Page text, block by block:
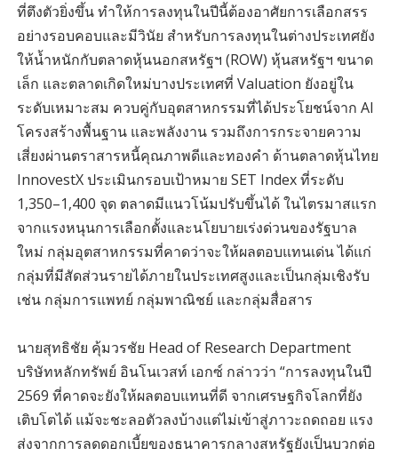
ที่ตึงตัวยิ่งขึ้น ทำให้การลงทุนในปีนี้ต้องอาศัยการเลือกสรร
อย่างรอบคอบและมีวินัย สำหรับการลงทุนในต่างประเทศยัง
ให้น้ำหนักกับตลาดหุ้นนอกสหรัฐฯ (ROW) หุ้นสหรัฐฯ ขนาด
เล็ก และตลาดเกิดใหม่บางประเทศที่ Valuation ยังอยู่ใน
ระดับเหมาะสม ควบคู่กับอุตสาหกรรมที่ได้ประโยชน์จาก AI
โครงสร้างพื้นฐาน และพลังงาน รวมถึงการกระจายความ
เสี่ยงผ่านตราสารหนี้คุณภาพดีและทองคำ ด้านตลาดหุ้นไทย
InnovestX ประเมินกรอบเป้าหมาย SET Index ที่ระดับ
1,350–1,400 จุด ตลาดมีแนวโน้มปรับขึ้นได้ ในไตรมาสแรก
จากแรงหนุนการเลือกตั้งและนโยบายเร่งด่วนของรัฐบาล
ใหม่ กลุ่มอุตสาหกรรมที่คาดว่าจะให้ผลตอบแทนเด่น ได้แก่
กลุ่มที่มีสัดส่วนรายได้ภายในประเทศสูงและเป็นกลุ่มเชิงรับ
เช่น กลุ่มการแพทย์ กลุ่มพาณิชย์ และกลุ่มสื่อสาร
นายสุทธิชัย คุ้มวรชัย Head of Research Department
บริษัทหลักทรัพย์ อินโนเวสท์ เอกซ์ กล่าวว่า “การลงทุนในปี
2569 ที่คาดจะยังให้ผลตอบแทนที่ดี จากเศรษฐกิจโลกที่ยัง
เติบโตได้ แม้จะชะลอตัวลงบ้างแต่ไม่เข้าสู่ภาวะถดถอย แรง
ส่งจากการลดดอกเบี้ยของธนาคารกลางสหรัฐยังเป็นบวกต่อ